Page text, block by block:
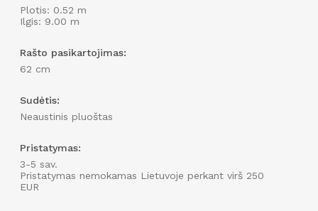
Plotis: 0.52 m
Ilgis: 9.00 m
Rašto pasikartojimas:
62 cm
Sudėtis:
Neaustinis pluoštas
Pristatymas:
3-5 sav.
Pristatymas nemokamas Lietuvoje perkant virš 250
EUR